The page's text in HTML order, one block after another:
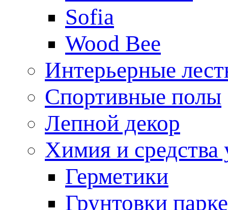
Sofia
Wood Bee
Интерьерные
Спортивные полы
Лепной декор
Химия и средства
Герметики
Грунтовки